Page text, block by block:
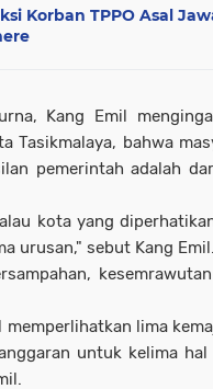
Korban TPPO Asal
Kang Emil
Tasikmalaya, bahwa
pemerintah adalah
kota yang
urusan," sebut Kang Emil.
memperlihatkan lima
untuk kelima